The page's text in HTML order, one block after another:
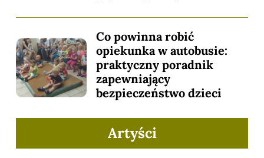
Co powinna robić
opiekunka w autobusie:
praktyczny poradnik
zapewniający
bezpieczeństwo dzieci
Artyści